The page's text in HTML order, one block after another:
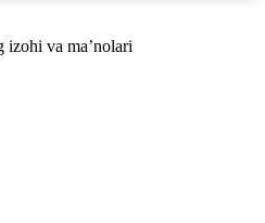
izohi va ma’nolari